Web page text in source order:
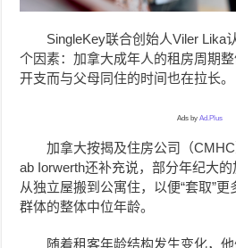
SingleKey联合创始人Viler Lika
个因素：加拿大成年人的租房周期
开支而与父母同住的时间也在拉长。
Ads byAd.Plus
加拿大按揭及住房公司（
ab Iorwerth还补充说，部分年纪大
从独立屋搬到公寓住，以便“套取”
群体的整体中位年龄。
随着租客年龄结构发生变化，